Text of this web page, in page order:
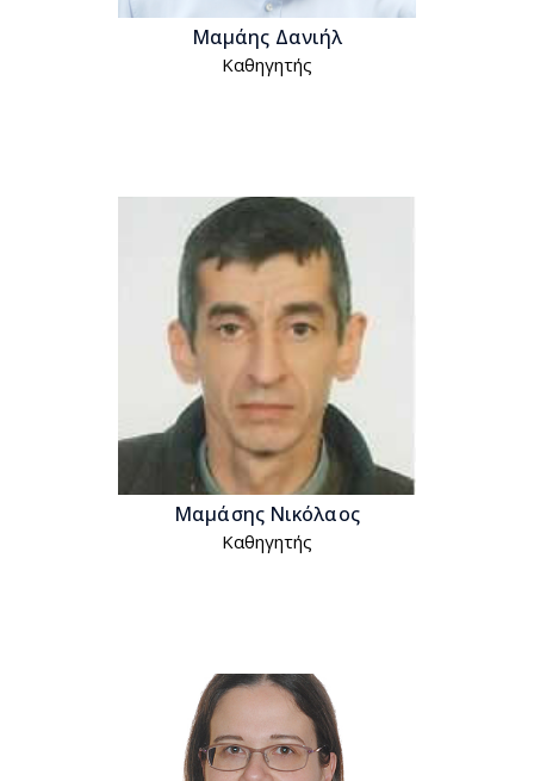
Μαμάης Δανιήλ
Kαθηγητής
Μαμάσης Νικόλαος
Kαθηγητής